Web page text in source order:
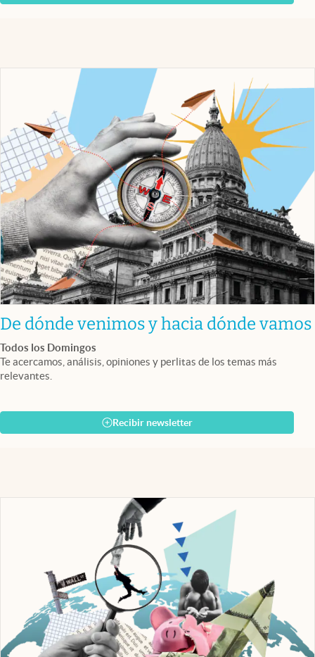
De dónde venimos y hacia dónde vamos
Todos los Domingos
Te acercamos, análisis, opiniones y perlitas de los temas más
relevantes.
Recibir newsletter